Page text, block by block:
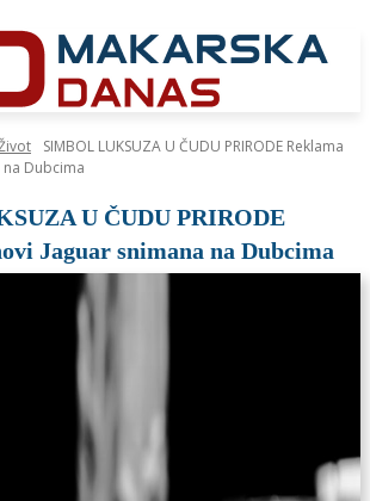
SIMBOL LUKSUZA U ČUDU PRIRODE Reklama
na Dubcima
U ČUDU PRIRODE
Jaguar snimana na Dubcima